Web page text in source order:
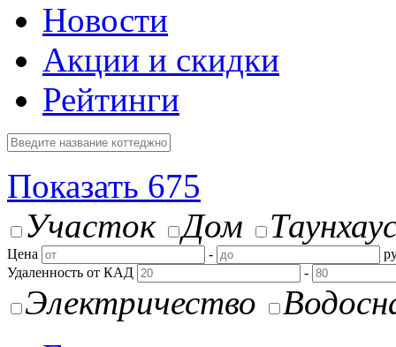
Новости
Акции и скидки
Рейтинги
Показать 675
Участок
Дом
Цена -
Удаленность от КАД
-
Электричество